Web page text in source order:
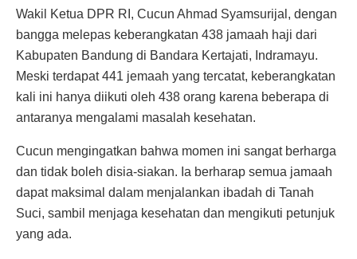
Wakil Ketua DPR RI, Cucun Ahmad Syamsurijal, dengan
bangga melepas keberangkatan 438 jamaah haji dari
Kabupaten Bandung di Bandara Kertajati, Indramayu.
Meski terdapat 441 jemaah yang tercatat, keberangkatan
kali ini hanya diikuti oleh 438 orang karena beberapa di
antaranya mengalami masalah kesehatan.
Cucun mengingatkan bahwa momen ini sangat berharga
dan tidak boleh disia-siakan. Ia berharap semua jamaah
dapat maksimal dalam menjalankan ibadah di Tanah
Suci, sambil menjaga kesehatan dan mengikuti petunjuk
yang ada.